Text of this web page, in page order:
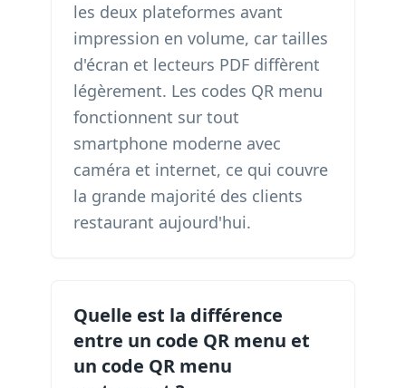
les deux plateformes avant
impression en volume, car tailles
d'écran et lecteurs PDF diffèrent
légèrement. Les codes QR menu
fonctionnent sur tout
smartphone moderne avec
caméra et internet, ce qui couvre
la grande majorité des clients
restaurant aujourd'hui.
Quelle est la différence
entre un code QR menu et
un code QR menu